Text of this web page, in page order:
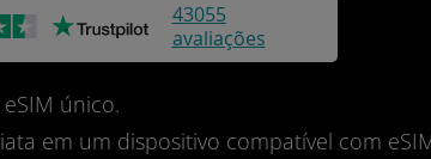
43055
avaliações
único.
em um dispositivo compatível com